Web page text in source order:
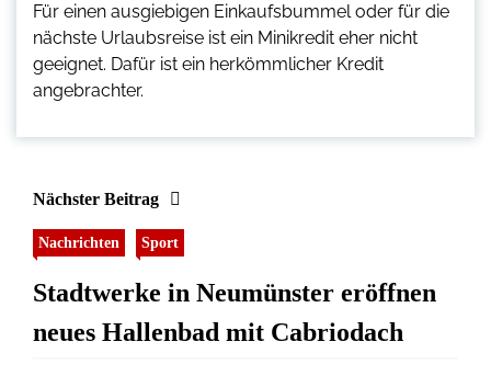
Für einen ausgiebigen Einkaufsbummel oder für die
nächste Urlaubsreise ist ein Minikredit eher nicht
geeignet. Dafür ist ein herkömmlicher Kredit
angebrachter.
Nächster Beitrag
Nachrichten Sport
Stadtwerke in Neumünster eröffnen
neues Hallenbad mit Cabriodach